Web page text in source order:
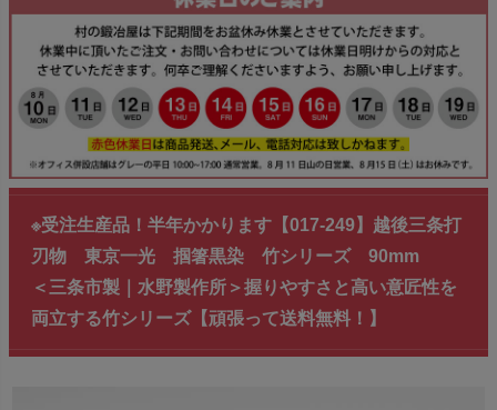
※受注生産品！半年かかります【017-249】越後三条打
刃物 東京一光 掴箸黒染 竹シリーズ 90mm
＜三条市製｜水野製作所＞握りやすさと高い意匠性を
両立する竹シリーズ【頑張って送料無料！】